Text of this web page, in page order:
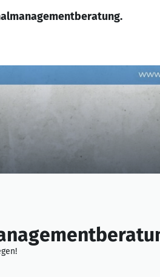
Anmelden
Job posten